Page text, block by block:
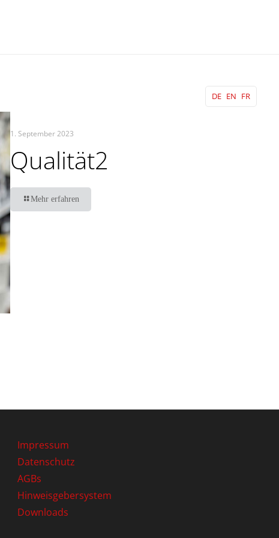
DE EN FR
1. September 2023
Qualität2
Mehr erfahren
Impressum
Datenschutz
AGBs
Hinweisgebersystem
Downloads